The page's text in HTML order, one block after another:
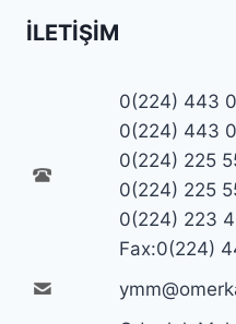
İLETIŞIM
0(224) 443
0(224) 443
0(224) 225
0(224) 225
0(224) 223
Fax:0(224)